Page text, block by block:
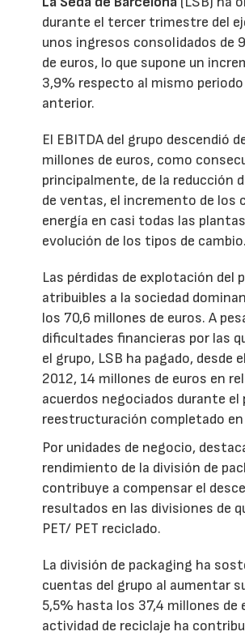
durante el tercer trimestre del
unos ingresos consolidados de
de euros, lo que supone un
3,9% respecto al mismo periodo
anterior.
El EBITDA del grupo descendió
millones de euros, como
principalmente, de la reducción
de ventas, el incremento de los
energía en casi todas las
evolución de los tipos de cambio.
Las pérdidas de explotación del
atribuibles a la sociedad
los 70,6 millones de euros. A
dificultades financieras por las
el grupo, LSB ha pagado, desde
2012, 14 millones de euros en
acuerdos negociados durante el
reestructuración completado en
Por unidades de negocio,
rendimiento de la división de
contribuye a compensar el
resultados en las divisiones de
PET/ PET reciclado.
La división de packaging ha
cuentas del grupo al aumentar
5,5% hasta los 37,4 millones de
actividad de reciclaje ha